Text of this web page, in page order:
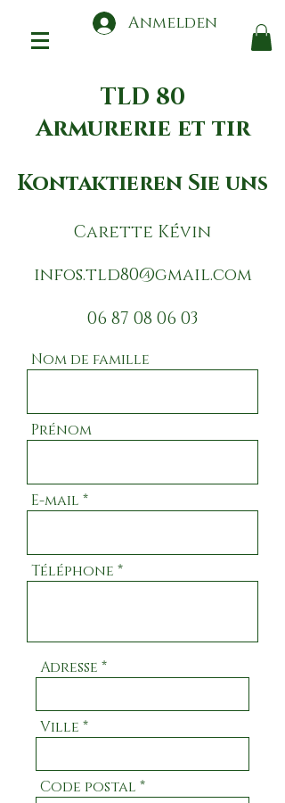
Anmelden
TLD 80
Armurerie et tir
Kontaktieren Sie uns
Carette Kévin
infos.tld80@gmail.com
06 87 08 06 03
Nom de famille
Prénom
E-mail
Téléphone
Adresse
Ville
Code postal